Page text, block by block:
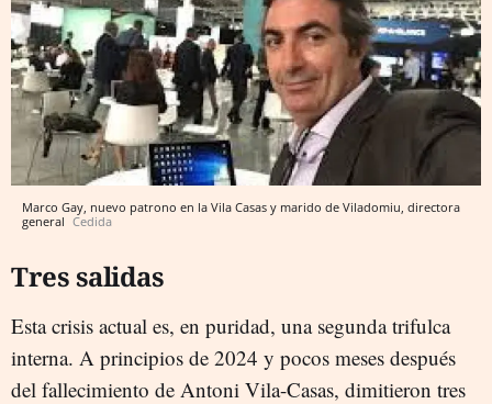
Marco Gay, nuevo patrono en la Vila Casas y marido de Viladomiu, directora
general Cedida
Tres salidas
Esta crisis actual es, en puridad, una segunda trifulca
interna. A principios de 2024 y pocos meses después
del fallecimiento de Antoni Vila-Casas, dimitieron tres